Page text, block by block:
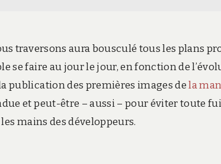
traversons aura bousculé tous les plans
se faire au jour le jour, en fonction de
publication des premières images dela
et peut-être – aussi – pour éviter toute
mains des développeurs.